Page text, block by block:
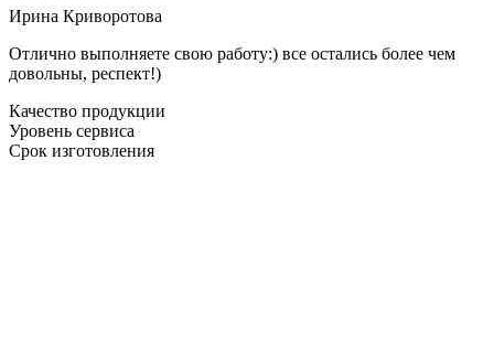
Ирина Криворотова
Отлично выполняете свою работу:) все остались более чем
довольны, респект!)
Качество продукции
Уровень сервиса
Срок изготовления